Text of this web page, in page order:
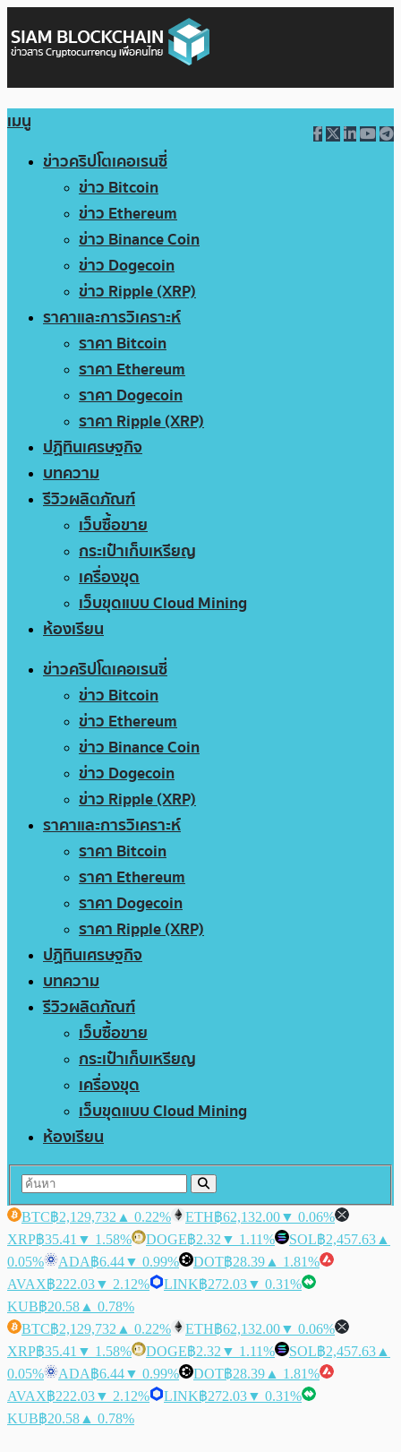
เมนู
ข่าวคริปโตเคอเรนซี่
ข่าว Bitcoin
ข่าว Ethereum
ข่าว Binance Coin
ข่าว Dogecoin
ข่าว Ripple (XRP)
ราคาและการวิเคราะห์
ราคา Bitcoin
ราคา Ethereum
ราคา Dogecoin
ราคา Ripple (XRP)
ปฏิทินเศรษฐกิจ
บทความ
รีวิวผลิตภัณฑ์
เว็บซื้อขาย
กระเป๋าเก็บเหรียญ
เครื่องขุด
เว็บขุดแบบ Cloud Mining
ห้องเรียน
ข่าวคริปโตเคอเรนซี่
ข่าว Bitcoin
ข่าว Ethereum
ข่าว Binance Coin
ข่าว Dogecoin
ข่าว Ripple (XRP)
ราคาและการวิเคราะห์
ราคา Bitcoin
ราคา Ethereum
ราคา Dogecoin
ราคา Ripple (XRP)
ปฏิทินเศรษฐกิจ
บทความ
รีวิวผลิตภัณฑ์
เว็บซื้อขาย
กระเป๋าเก็บเหรียญ
เครื่องขุด
เว็บขุดแบบ Cloud Mining
ห้องเรียน
BTC฿2,129,732 ▲ 0.22% ETH฿62,132.00▼ 0.06%
XRP฿35.41 ▼ 1.58% DOGE฿2.32 ▼ 1.11% SOL฿2,457.63 ▲
0.05%
ADA฿6.44▼ 0.99% DOT฿28.39 ▲ 1.81%
AVAX฿222.03▼ 2.12% LINK฿272.03▼ 0.31%
KUB฿20.58 ▲ 0.78%
BTC฿2,129,732 ▲ 0.22% ETH฿62,132.00▼ 0.06%
XRP฿35.41 ▼ 1.58% DOGE฿2.32 ▼ 1.11% SOL฿2,457.63 ▲
0.05%
ADA฿6.44▼ 0.99% DOT฿28.39 ▲ 1.81%
AVAX฿222.03▼ 2.12% LINK฿272.03▼ 0.31%
KUB฿20.58 ▲ 0.78%